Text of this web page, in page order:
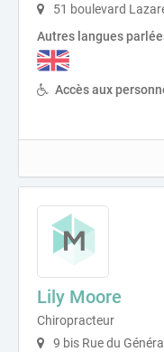
51 boulevard
Autres langues
Accès aux
Lily Moore
Chiropracteur
9 bis Rue du